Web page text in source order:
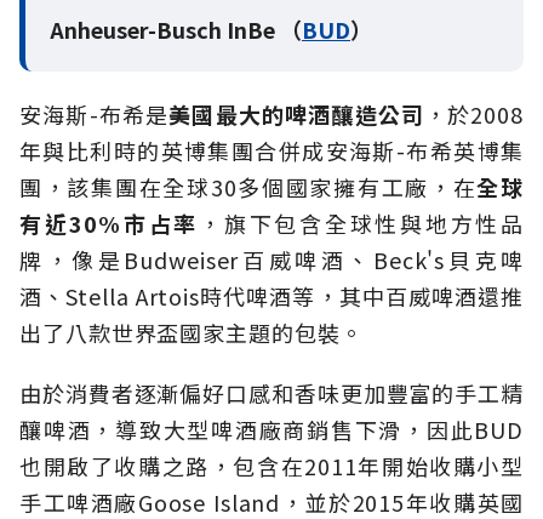
Anheuser-Busch InBe （BUD）
安海斯-布希是美國最大的啤酒釀造公司 ，於2008
年與比利時的英博集團合併成安海斯-布希英博集
團，該集團在全球30多個國家擁有工廠，在全球
有近30%市占率 ，旗下包含全球性與地方性品
牌，像是Budweiser百威啤酒、Beck's貝克啤
酒、Stella Artois時代啤酒等，其中百威啤酒還推
出了八款世界盃國家主題的包裝。
由於消費者逐漸偏好口感和香味更加豐富的手工精
釀啤酒，導致大型啤酒廠商銷售下滑，因此BUD
也開啟了收購之路，包含在2011年開始收購小型
手工啤酒廠Goose Island，並於2015年收購英國